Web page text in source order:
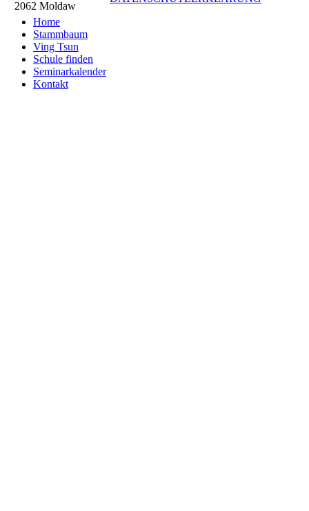
2062 Moldaw
Home
Stammbaum
Ving Tsun
Schule finden
Seminarkalender
Kontakt